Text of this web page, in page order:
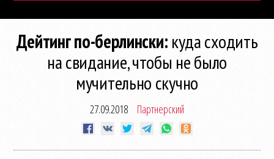
Дейтинг по-берлински: куда сходить
на свидание, чтобы не было
мучительно скучно
27.09.2018 Партнерский